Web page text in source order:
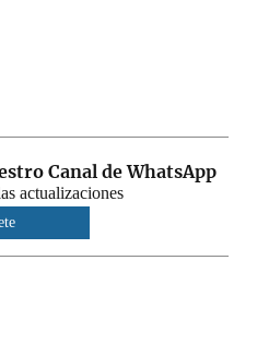
Canal de WhatsApp
actualizaciones